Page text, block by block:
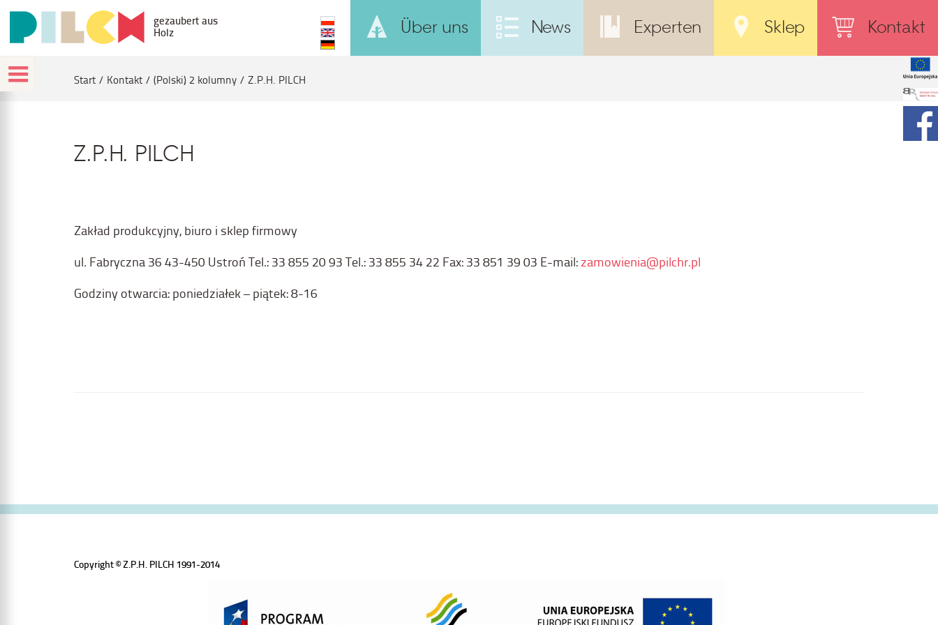
gezaubert aus
Holz Über uns News Experten Sklep Kontakt
Start Kontakt (Polski) 2 kolumny Z.P.H. PILCH
Z.P.H. PILCH
Zakład produkcyjny, biuro i sklep firmowy
ul. Fabryczna 36 43-450 Ustroń Tel.: 33 855 20 93 Tel.: 33 855 34 22 Fax: 33 851 39 03 E-mail: zamowienia@pilchr.pl
Godziny otwarcia: poniedziałek – piątek: 8-16
Copyright © Z.P.H. PILCH 1991-2014